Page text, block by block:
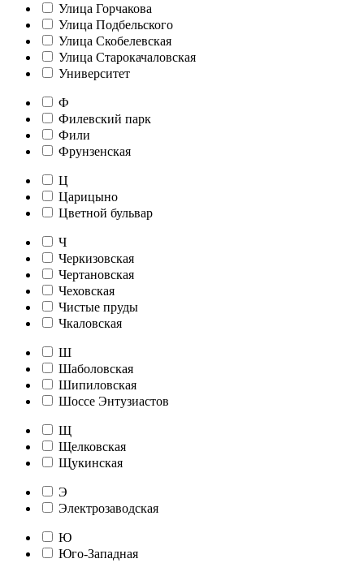
Улица Горчакова
Улица Подбельского
Улица Скобелевская
Улица Старокачаловская
Университет
Ф
Филевский парк
Фили
Фрунзенская
Ц
Царицыно
Цветной бульвар
Ч
Черкизовская
Чертановская
Чеховская
Чистые пруды
Чкаловская
Ш
Шаболовская
Шипиловская
Шоссе Энтузиастов
Щ
Щелковская
Щукинская
Э
Электрозаводская
Ю
Юго-Западная